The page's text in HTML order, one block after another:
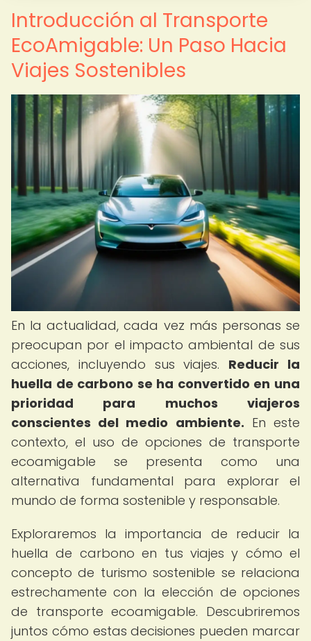
Introducción al Transporte
EcoAmigable: Un Paso Hacia
Viajes Sostenibles
En la actualidad, cada vez más personas se
preocupan por el impacto ambiental de sus
acciones, incluyendo sus viajes. Reducir la
huella de carbono se ha convertido en una
prioridad para muchos viajeros
conscientes del medio ambiente. En este
contexto, el uso de opciones de transporte
ecoamigable se presenta como una
alternativa fundamental para explorar el
mundo de forma sostenible y responsable.
Exploraremos la importancia de reducir la
huella de carbono en tus viajes y cómo el
concepto de turismo sostenible se relaciona
estrechamente con la elección de opciones
de transporte ecoamigable. Descubriremos
juntos cómo estas decisiones pueden marcar